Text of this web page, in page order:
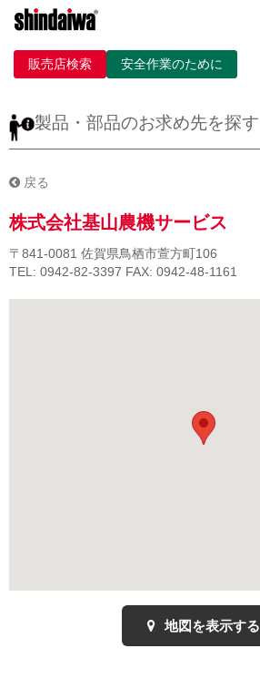
販売店検索 安全作業のために
製品・部品のお求め先を探す
戻る
株式会社基山農機サービス
〒841-0081 佐賀県鳥栖市萱方町106
TEL: 0942-82-3397 FAX: 0942-48-1161
地図を表示する